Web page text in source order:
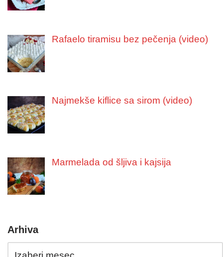
Rafaelo tiramisu bez pečenja (video)
Najmekše kiflice sa sirom (video)
Marmelada od šljiva i kajsija
Arhiva